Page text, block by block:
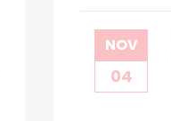
NOV
04